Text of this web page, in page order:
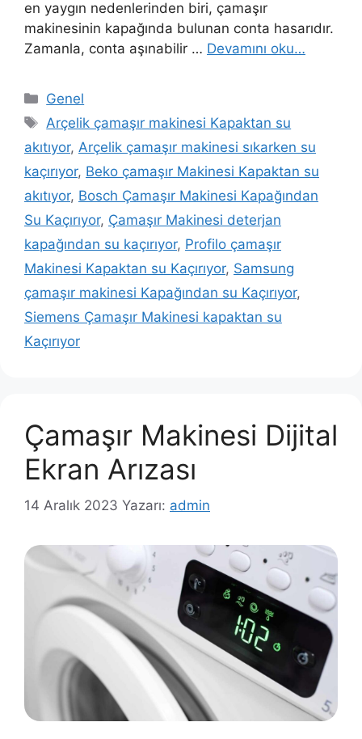
en yaygın nedenlerinden biri, çamaşır
makinesinin kapağında bulunan conta hasarıdır.
Zamanla, conta aşınabilir … Devamını oku…
Kategoriler
Genel
Etiketler
Arçelik çamaşır makinesi Kapaktan su
akıtıyor, Arçelik çamaşır makinesi sıkarken su
kaçırıyor, Beko çamaşır Makinesi Kapaktan su
akıtıyor, Bosch Çamaşır Makinesi Kapağından
Su Kaçırıyor, Çamaşır Makinesi deterjan
kapağından su kaçırıyor, Profilo çamaşır
Makinesi Kapaktan su Kaçırıyor, Samsung
çamaşır makinesi Kapağından su Kaçırıyor,
Siemens Çamaşır Makinesi kapaktan su
Kaçırıyor
Çamaşır Makinesi Dijital
Ekran Arızası
14 Aralık 2023 Yazarı: admin